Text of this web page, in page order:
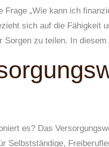
„Wie kann ich
sich auf die Fähigkeit
Sorgen zu teilen. In
es? Das
Selbstständige,